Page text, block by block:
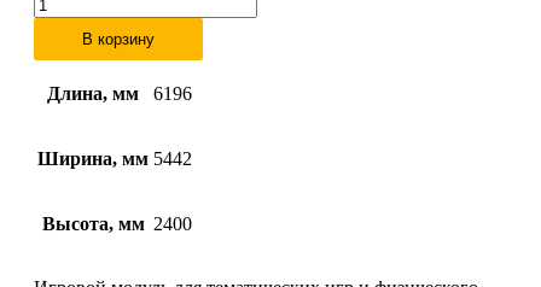
В корзину
Длина, мм 6196
Ширина, мм 5442
Высота, мм 2400